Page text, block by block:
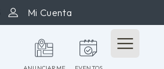
Mi Cuenta